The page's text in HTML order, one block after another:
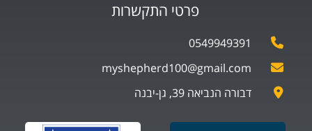
פרטי התקשרות
0549949391
myshepherd100@gmail.com
דבורה הנביאה 39, גן-יבנה